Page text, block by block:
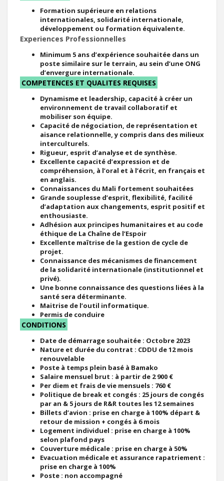
Formation supérieure en relations
internationales, solidarité internationale,
développement ou formation équivalente.
Experiences Professionnelles
Minimum 5 ans d’expérience souhaitée dans un
poste similaire sur le terrain, au sein d’une ONG
d’envergure internationale.
COMPETENCES ET QUALITES REQUISES
Dynamisme et leadership, capacité à créer un
environnement de travail collaboratif et
mobiliser son équipe.
Capacité de négociation, de représentation et
aisance relationnelle, y compris dans des milieux
interculturels.
Rigueur, esprit d’analyse et de synthèse.
Excellente capacité d’expression et de
compréhension, à l’oral et à l’écrit, en français et
en anglais.
Connaissances du Mali fortement souhaitées
Grande souplesse d’esprit, flexibilité, facilité
d’adaptation aux changements, esprit positif et
enthousiaste.
Adhésion aux principes humanitaires et au code
éthique de La Chaîne de l’Espoir
Excellente maîtrise de la gestion de cycle de
projet.
Connaissance des mécanismes de financement
de la solidarité internationale (institutionnel et
privé).
Une bonne connaissance des questions liées à la
santé sera déterminante.
Maitrise de l’outil informatique.
Permis de conduire
CONDITIONS
Date de démarrage souhaitée : Octobre 2023
Nature et durée du contrat : CDDU de 12 mois
renouvelable
Poste à temps plein basé à Bamako
Salaire mensuel brut : à partir de 2 900 €
Per diem et frais de vie mensuels : 760 €
Politique de break et congés : 25 jours de congés
par an & 5 jours de R&R toutes les 12 semaines
Billets d’avion : prise en charge à 100% départ &
retour de mission + congés à 6 mois
Logement individuel : prise en charge à 100%
selon plafond pays
Couverture médicale : prise en charge à 50%
Evacuation médicale et assurance rapatriement :
prise en charge à 100%
Poste : non accompagné